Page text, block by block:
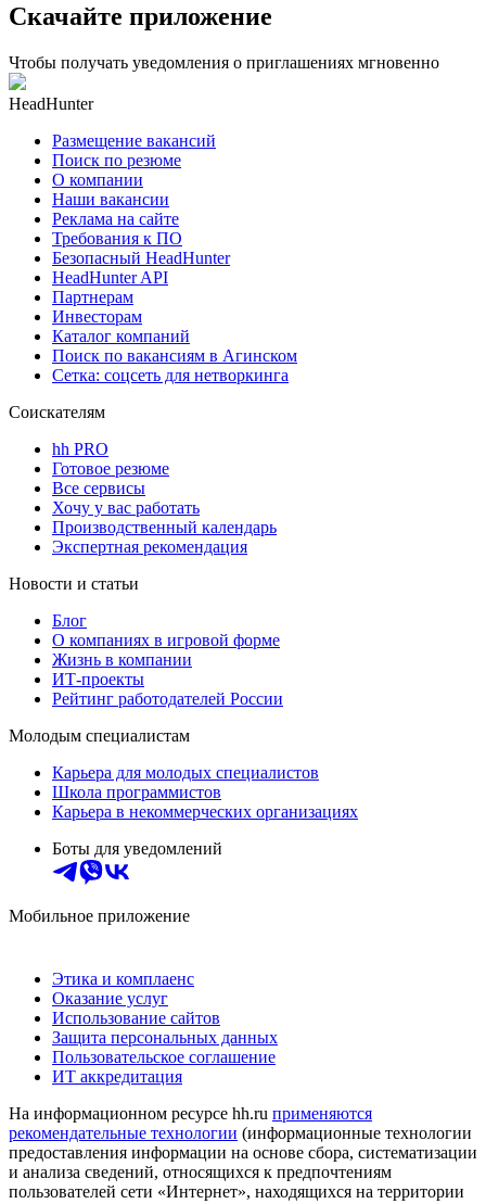
Скачайте приложение
Чтобы получать уведомления о приглашениях мгновенно
HeadHunter
Размещение вакансий
Поиск по резюме
О компании
Наши вакансии
Реклама на сайте
Требования к ПО
Безопасный HeadHunter
HeadHunter API
Партнерам
Инвесторам
Каталог компаний
Поиск по вакансиям в Агинском
Сетка: соцсеть для нетворкинга
Соискателям
hh PRO
Готовое резюме
Все сервисы
Хочу у вас работать
Производственный календарь
Экспертная рекомендация
Новости и статьи
Блог
О компаниях в игровой форме
Жизнь в компании
ИТ-проекты
Рейтинг работодателей России
Молодым специалистам
Карьера для молодых специалистов
Школа программистов
Карьера в некоммерческих организациях
Боты для уведомлений
Мобильное приложение
Этика и комплаенс
Оказание услуг
Использование сайтов
Защита персональных данных
Пользовательское соглашение
ИТ аккредитация
На информационном ресурсе hh.ru применяются
рекомендательные технологии (информационные технологии
предоставления информации на основе сбора, систематизации
и анализа сведений, относящихся к предпочтениям
пользователей сети «Интернет», находящихся на территории